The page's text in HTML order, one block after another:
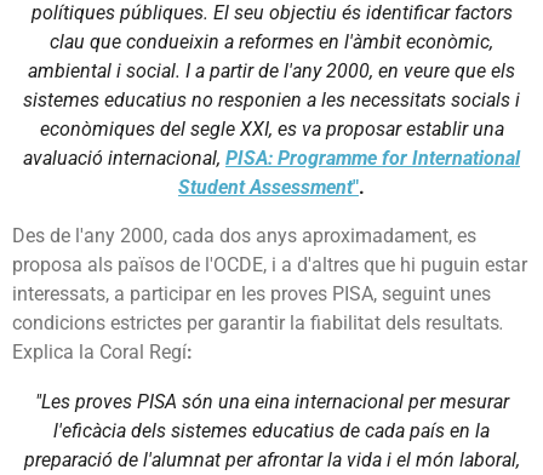
polítiques públiques. El seu objectiu és identificar factors
clau que condueixin a reformes en l'àmbit econòmic,
ambiental i social. I a partir de l'any 2000, en veure que els
sistemes educatius no responien a les necessitats socials i
econòmiques del segle XXI, es va proposar establir una
avaluació internacional, PISA: Programme for International
Student Assessment".
Des de l'any 2000, cada dos anys aproximadament, es
proposa als països de l'OCDE, i a d'altres que hi puguin estar
interessats, a participar en les proves PISA, seguint unes
condicions estrictes per garantir la fiabilitat dels resultats.
Explica la Coral Regí:
"Les proves PISA són una eina internacional per mesurar
l'eficàcia dels sistemes educatius de cada país en la
preparació de l'alumnat per afrontar la vida i el món laboral,